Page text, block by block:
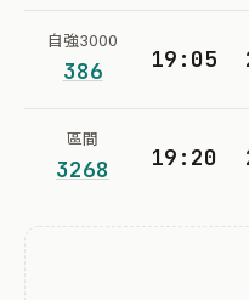
自強3000
386 19:05
區間
3268 19:20